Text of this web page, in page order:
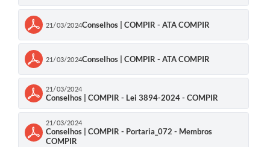
21/03/2024Conselhos | COMPIR - ATA COMPIR
21/03/2024Conselhos | COMPIR - ATA COMPIR
21/03/2024
Conselhos | COMPIR - Lei 3894-2024 - COMPIR
21/03/2024
Conselhos | COMPIR - Portaria_072 - Membros
COMPIR